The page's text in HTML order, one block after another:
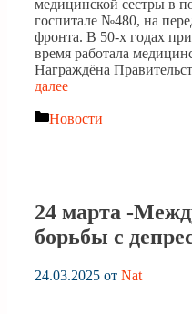
медицинской сестры в
госпитале №480, на
фронта. В 50-х годах
время работала
Награждёна
далее
Рубрики
Новости
24 марта -
борьбы с
24.03.2025 от Nat